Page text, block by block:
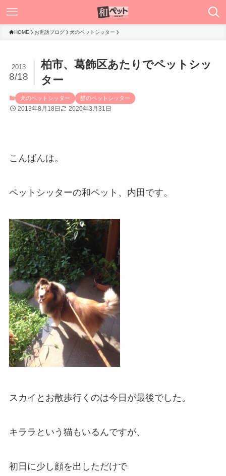
HOME お世話ブログ 犬のペットシッター
柏市、葛飾区あたりでペットシッ
ター
2013
8/18
犬のペットシッター 猫のペットシッター
2013年8月18日 2020年3月31日
こんばんは。
ペットシッターの和ペット、内田です。
スカイとお散歩行くのは今日が最後でした。
キララという猫もいるんですが、
初日に少し顔を出しただけで